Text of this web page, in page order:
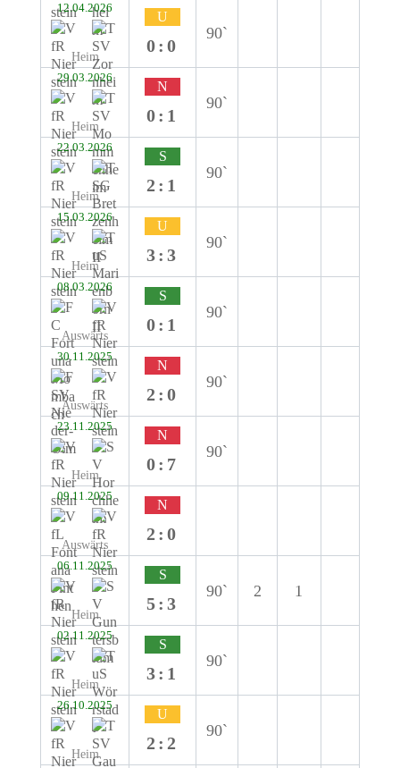
12.04.2026
Heim
U
0:0
90`
29.03.2026
Heim
N
0:1
90`
22.03.2026
Heim
S
2:1
90`
15.03.2026
Heim
U
3:3
90`
08.03.2026
Auswärts
S
0:1
90`
30.11.2025
Auswärts
N
2:0
90`
23.11.2025
Heim
N
0:7
90`
09.11.2025
Auswärts
N
2:0
06.11.2025
Heim
S
5:3
90` 2 1
02.11.2025
Heim
S
3:1
90`
26.10.2025
Heim
U
2:2
90`